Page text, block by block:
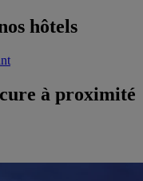
hôtels
à proximité